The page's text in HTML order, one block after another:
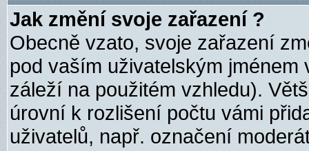
Jak změní svoje zařazení ?
Obecně vzato, svoje zařazení
pod vaším uživatelským
záleží na použitém vzhledu).
úrovní k rozlišení počtu vámi
uživatelů, např. označení